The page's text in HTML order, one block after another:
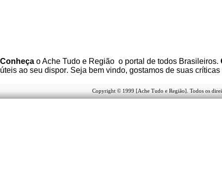
Conheça o Ache Tudo e Região o portal de todos Brasileiros.
úteis ao seu dispor. Seja bem vindo, gostamos de suas
Copyright © 1999 [Ache Tudo e Região]. Todos os